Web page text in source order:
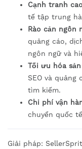
Cạnh tranh
tế tập trung
Rào cản ngôn
quảng cáo,
ngôn ngữ và
Tối ưu hóa
SEO và
tìm kiếm.
Chi phí vận
chuyển quốc
Giải pháp: